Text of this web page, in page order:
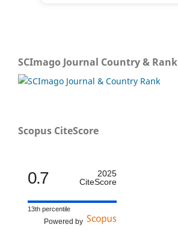
SCImago Journal Country & Rank
Scopus CiteScore
0.7
2025
CiteScore
13th percentile
Powered by